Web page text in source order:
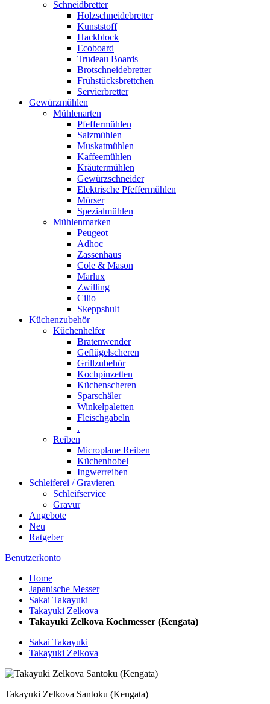
Schneidbretter
Holzschneidebretter
Kunststoff
Hackblock
Ecoboard
Trudeau Boards
Brotschneidebretter
Frühstücksbrettchen
Servierbretter
Gewürzmühlen
Mühlenarten
Pfeffermühlen
Salzmühlen
Muskatmühlen
Kaffeemühlen
Kräutermühlen
Gewürzschneider
Elektrische Pfeffermühlen
Mörser
Spezialmühlen
Mühlenmarken
Peugeot
Adhoc
Zassenhaus
Cole & Mason
Marlux
Zwilling
Cilio
Skeppshult
Küchenzubehör
Küchenhelfer
Bratenwender
Geflügelscheren
Grillzubehör
Kochpinzetten
Küchenscheren
Sparschäler
Winkelpaletten
Fleischgabeln
.
Reiben
Microplane Reiben
Küchenhobel
Ingwerreiben
Schleiferei / Gravieren
Schleifservice
Gravur
Angebote
Neu
Ratgeber
Benutzerkonto
Home
Japanische Messer
Sakai Takayuki
Takayuki Zelkova
Takayuki Zelkova Kochmesser (Kengata)
Sakai Takayuki
Takayuki Zelkova
Takayuki Zelkova Santoku (Kengata)